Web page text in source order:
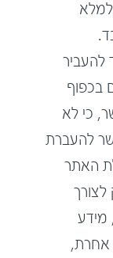
למלא
להעביר
בכפוף
כי לא
להעברת
האתר
מידע
אחרת,